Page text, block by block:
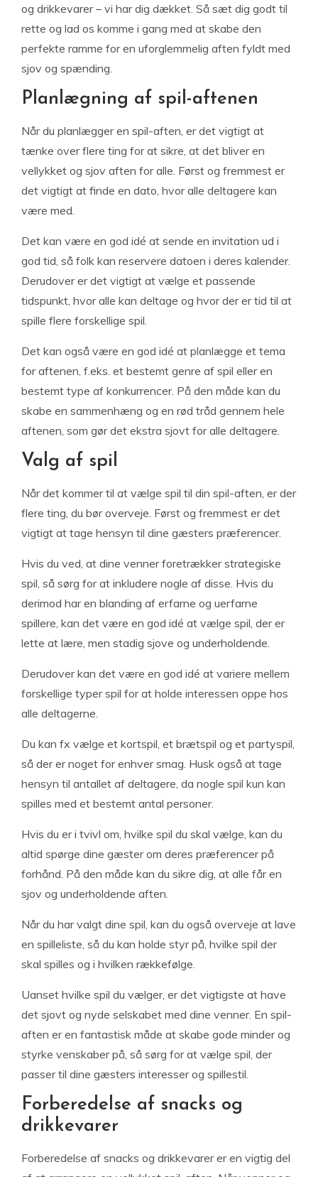
og drikkevarer – vi har dig dækket. Så sæt dig godt til
rette og lad os komme i gang med at skabe den
perfekte ramme for en uforglemmelig aften fyldt med
sjov og spænding.
Planlægning af spil-aftenen
Når du planlægger en spil-aften, er det vigtigt at
tænke over flere ting for at sikre, at det bliver en
vellykket og sjov aften for alle. Først og fremmest er
det vigtigt at finde en dato, hvor alle deltagere kan
være med.
Det kan være en god idé at sende en invitation ud i
god tid, så folk kan reservere datoen i deres kalender.
Derudover er det vigtigt at vælge et passende
tidspunkt, hvor alle kan deltage og hvor der er tid til at
spille flere forskellige spil.
Det kan også være en god idé at planlægge et tema
for aftenen, f.eks. et bestemt genre af spil eller en
bestemt type af konkurrencer. På den måde kan du
skabe en sammenhæng og en rød tråd gennem hele
aftenen, som gør det ekstra sjovt for alle deltagere.
Valg af spil
Når det kommer til at vælge spil til din spil-aften, er der
flere ting, du bør overveje. Først og fremmest er det
vigtigt at tage hensyn til dine gæsters præferencer.
Hvis du ved, at dine venner foretrækker strategiske
spil, så sørg for at inkludere nogle af disse. Hvis du
derimod har en blanding af erfarne og uerfarne
spillere, kan det være en god idé at vælge spil, der er
lette at lære, men stadig sjove og underholdende.
Derudover kan det være en god idé at variere mellem
forskellige typer spil for at holde interessen oppe hos
alle deltagerne.
Du kan fx vælge et kortspil, et brætspil og et partyspil,
så der er noget for enhver smag. Husk også at tage
hensyn til antallet af deltagere, da nogle spil kun kan
spilles med et bestemt antal personer.
Hvis du er i tvivl om, hvilke spil du skal vælge, kan du
altid spørge dine gæster om deres præferencer på
forhånd. På den måde kan du sikre dig, at alle får en
sjov og underholdende aften.
Når du har valgt dine spil, kan du også overveje at lave
en spilleliste, så du kan holde styr på, hvilke spil der
skal spilles og i hvilken rækkefølge.
Uanset hvilke spil du vælger, er det vigtigste at have
det sjovt og nyde selskabet med dine venner. En spil-
aften er en fantastisk måde at skabe gode minder og
styrke venskaber på, så sørg for at vælge spil, der
passer til dine gæsters interesser og spillestil.
Forberedelse af snacks og
drikkevarer
Forberedelse af snacks og drikkevarer er en vigtig del